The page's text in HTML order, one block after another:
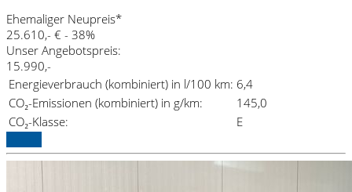
Ehemaliger Neupreis*
25.610,- € - 38%
Unser Angebotspreis:
15.990,-
Energieverbrauch (kombiniert) in l/100 km: 6,4
CO₂-Emissionen (kombiniert) in g/km:
145,0
CO₂-Klasse:
E